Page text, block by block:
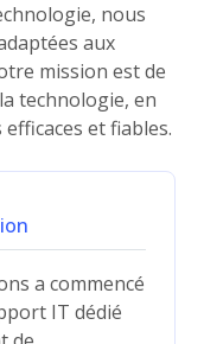
nous
aux
mission est de
technologie, en
et fiables.
a commencé
IT dédié